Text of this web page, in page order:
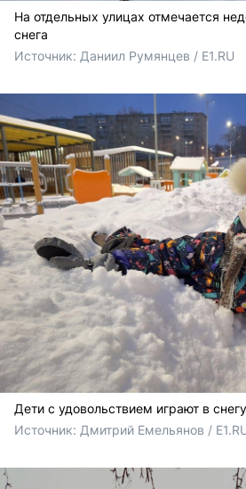
На отдельных улицах отмечается
снега
Источник: Даниил Румянцев / E1.RU
Дети с удовольствием играют в снегу
Источник: Дмитрий Емельянов /